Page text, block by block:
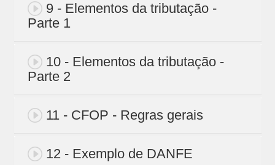
9 - Elementos da tributação -
Parte 1
10 - Elementos da tributação -
Parte 2
11 - CFOP - Regras gerais
12 - Exemplo de DANFE